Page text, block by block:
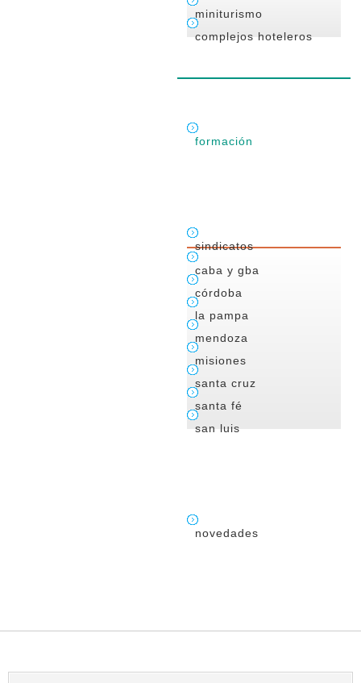
miniturismo
complejos hoteleros
formación
sindicatos
caba y gba
córdoba
la pampa
mendoza
misiones
santa cruz
santa fé
san luis
novedades